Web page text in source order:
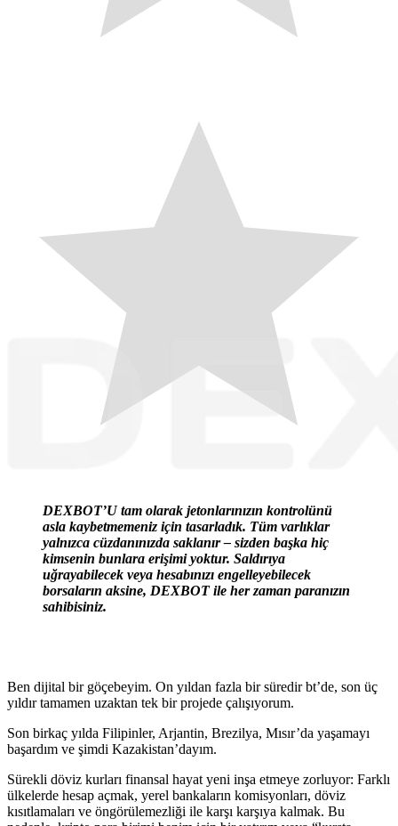
DEXBOT’U tam olarak jetonlarınızın kontrolünü
asla kaybetmemeniz için tasarladık. Tüm varlıklar
yalnızca cüzdanınızda saklanır – sizden başka hiç
kimsenin bunlara erişimi yoktur. Saldırıya
uğrayabilecek veya hesabınızı engelleyebilecek
borsaların aksine, DEXBOT ile her zaman paranızın
sahibisiniz.
Ben dijital bir göçebeyim. On yıldan fazla bir süredir bt’de, son üç
yıldır tamamen uzaktan tek bir projede çalışıyorum.
Son birkaç yılda Filipinler, Arjantin, Brezilya, Mısır’da yaşamayı
başardım ve şimdi Kazakistan’dayım.
Sürekli döviz kurları finansal hayat yeni inşa etmeye zorluyor: Farklı
ülkelerde hesap açmak, yerel bankaların komisyonları, döviz
kısıtlamaları ve öngörülemezliği ile karşı karşıya kalmak. Bu